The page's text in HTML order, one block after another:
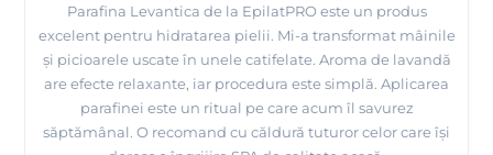
Parafina Levantica de la EpilatPRO este un produs
excelent pentru hidratarea pielii. Mi-a transformat mâinile
și picioarele uscate în unele catifelate. Aroma de lavandă
are efecte relaxante, iar procedura este simplă. Aplicarea
parafinei este un ritual pe care acum îl savurez
săptămânal. O recomand cu căldură tuturor celor care își